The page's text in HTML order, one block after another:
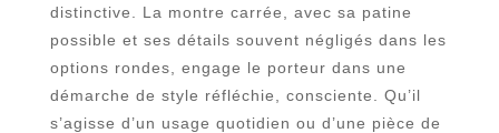
distinctive. La montre carrée, avec sa patine
possible et ses détails souvent négligés dans les
options rondes, engage le porteur dans une
démarche de style réfléchie, consciente. Qu’il
s’agisse d’un usage quotidien ou d’une pièce de